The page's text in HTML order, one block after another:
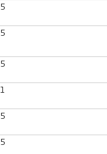
5
5
5
1
5
5